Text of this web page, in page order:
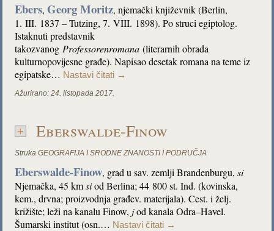
Ebers,Georg Moritz, njemački književnik (Berlin,
1. III. 1837 – Tutzing, 7. VIII. 1898). Po struci egiptolog.
Istaknuti predstavnik
takozvanog Professorenromana(literarnih obrada
kulturnopovijesne građe). Napisao desetak romana na teme iz
egipatske… Nastavi čitati →
Ažurirano: 24. listopada 2017.
Eberswalde-Finow
Struka GEOGRAFIJA I SRODNE ZNANOSTI I PODRUČJA
Eberswalde-Finow, grad u sav. zemlji Brandenburgu,si
Njemačka, 45 kmsiod Berlina; 44 800 st. Ind. (kovinska,
kem., drvna; proizvodnja građev. materijala). Cest. i želj.
križište; leži na kanalu Finow, jod kanala Odra–Havel.
Šumarski institut (osn.… Nastavi čitati →